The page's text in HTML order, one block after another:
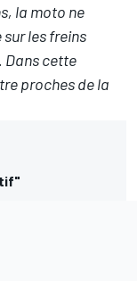
la moto ne
sur les freins
Dans cette
proches de la